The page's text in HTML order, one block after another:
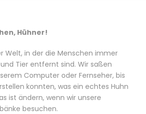
Hühner!
Welt, in der die Menschen immer
Tier entfernt sind. Wir saßen
Computer oder Fernseher, bis
konnten, was ein echtes Huhn
ist ändern, wenn wir unsere
besuchen.